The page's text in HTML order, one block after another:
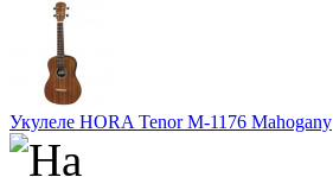
Укулеле HORA Tenor M-1176 Mahogany